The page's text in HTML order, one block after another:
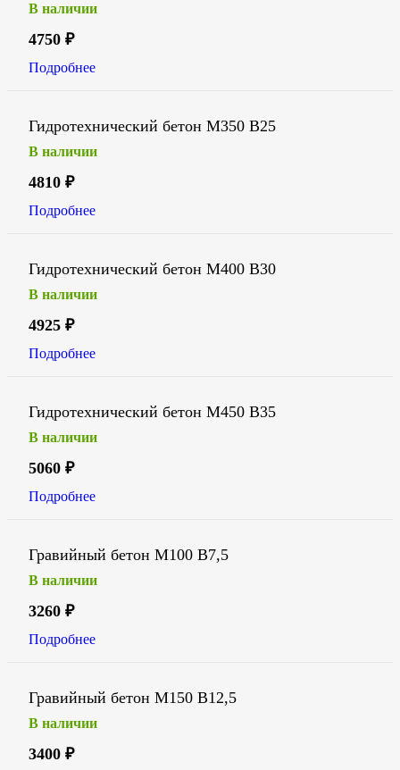
В наличии
4750 ₽
Подробнее
Гидротехнический бетон М350 В25
В наличии
4810 ₽
Подробнее
Гидротехнический бетон М400 В30
В наличии
4925 ₽
Подробнее
Гидротехнический бетон М450 В35
В наличии
5060 ₽
Подробнее
Гравийный бетон М100 В7,5
В наличии
3260 ₽
Подробнее
Гравийный бетон М150 В12,5
В наличии
3400 ₽